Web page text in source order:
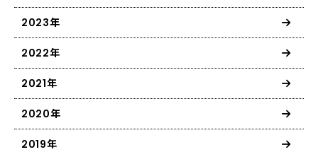
2023年
2022年
2021年
2020年
2019年